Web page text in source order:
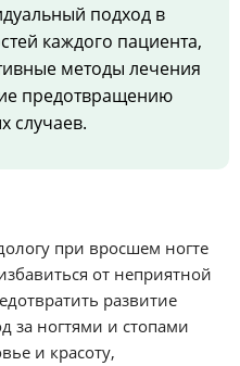
подход в
каждого пациента,
методы лечения
предотвращению
случаев.
при вросшем ногте
от неприятной
развитие
за ногтями и стопами
и красоту,